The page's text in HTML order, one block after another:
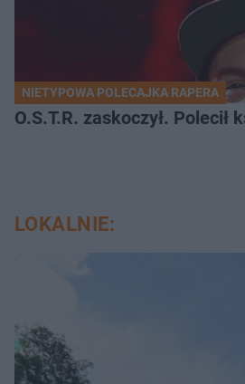
NIETYPOWA POLECAJKA RAPERA
O.S.T.R. zaskoczył.
LOKALNIE: